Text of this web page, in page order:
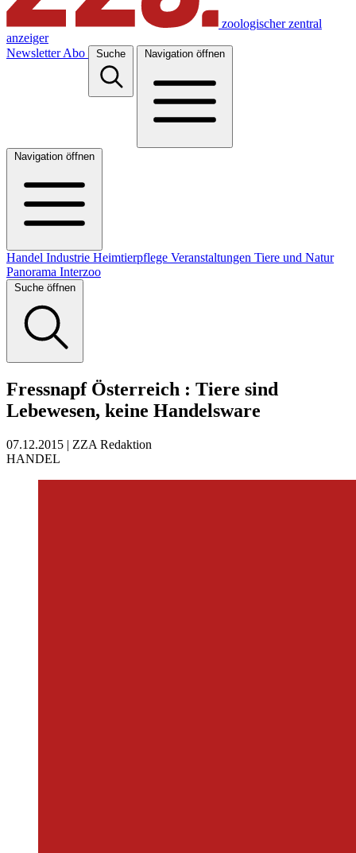
zoologischer zentral
anzeiger
Newsletter Abo Suche Navigation öffnen
Navigation öffnen
Handel Industrie Heimtierpflege Veranstaltungen Tiere und Natur
Panorama Interzoo
Suche öffnen
Fressnapf Österreich : Tiere sind
Lebewesen, keine Handelsware
07.12.2015 | ZZA Redaktion
HANDEL